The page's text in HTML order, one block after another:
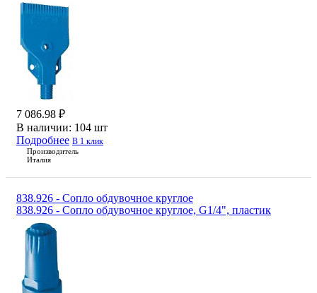
7 086.98 ₽
В наличии: 104 шт
Подробнее В 1 клик
Производитель
Италия
838.926 - Сопло обдувочное круглое
838.926 - Сопло обдувочное круглое, G1/4", пластик